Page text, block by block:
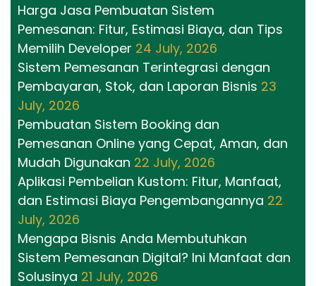
Harga Jasa Pembuatan Sistem
Pemesanan: Fitur, Estimasi Biaya, dan Tips
Memilih Developer 24 July, 2026
Sistem Pemesanan Terintegrasi dengan
Pembayaran, Stok, dan Laporan Bisnis 23
July, 2026
Pembuatan Sistem Booking dan
Pemesanan Online yang Cepat, Aman, dan
Mudah Digunakan 22 July, 2026
Aplikasi Pembelian Kustom: Fitur, Manfaat,
dan Estimasi Biaya Pengembangannya 22
July, 2026
Mengapa Bisnis Anda Membutuhkan
Sistem Pemesanan Digital? Ini Manfaat dan
Solusinya 21 July, 2026